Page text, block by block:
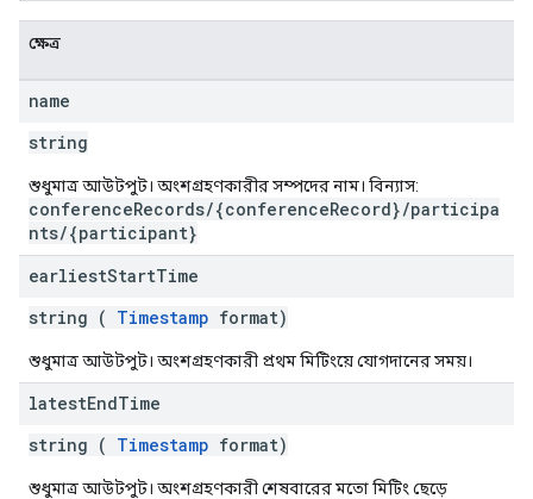
ক্ষেত্র
name
string
শুধুমাত্র আউটপুট। অংশগ্রহণকারীর সম্পদের নাম। বিন্যাস:
conferenceRecords/{conferenceRecord}/participa
nts/{participant}
earliestStartTime
string ( Timestamp format)
শুধুমাত্র আউটপুট। অংশগ্রহণকারী প্রথম মিটিংয়ে যোগদানের সময়।
latestEndTime
string ( Timestamp format)
শুধুমাত্র আউটপুট। অংশগ্রহণকারী শেষবারের মতো মিটিং ছেড়ে